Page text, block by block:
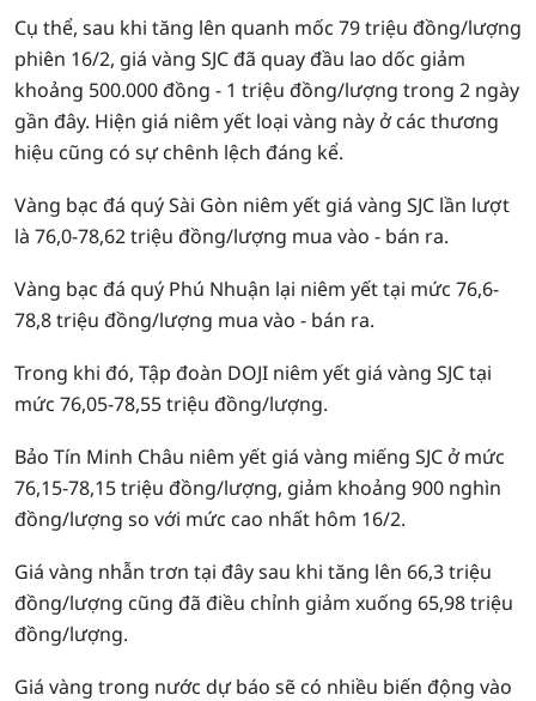
Cụ thể, sau khi tăng lên quanh mốc 79 triệu đồng/lượng
phiên 16/2, giá vàng SJC đã quay đầu lao dốc giảm
khoảng 500.000 đồng - 1 triệu đồng/lượng trong 2 ngày
gần đây. Hiện giá niêm yết loại vàng này ở các thương
hiệu cũng có sự chênh lệch đáng kể.
Vàng bạc đá quý Sài Gòn niêm yết giá vàng SJC lần lượt
là 76,0-78,62 triệu đồng/lượng mua vào - bán ra.
Vàng bạc đá quý Phú Nhuận lại niêm yết tại mức 76,6-
78,8 triệu đồng/lượng mua vào - bán ra.
Trong khi đó, Tập đoàn DOJI niêm yết giá vàng SJC tại
mức 76,05-78,55 triệu đồng/lượng.
Bảo Tín Minh Châu niêm yết giá vàng miếng SJC ở mức
76,15-78,15 triệu đồng/lượng, giảm khoảng 900 nghìn
đồng/lượng so với mức cao nhất hôm 16/2.
Giá vàng nhẫn trơn tại đây sau khi tăng lên 66,3 triệu
đồng/lượng cũng đã điều chỉnh giảm xuống 65,98 triệu
đồng/lượng.
Giá vàng trong nước dự báo sẽ có nhiều biến động vào